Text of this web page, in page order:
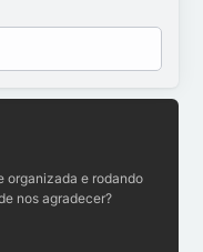
organizada e rodando
nos agradecer?